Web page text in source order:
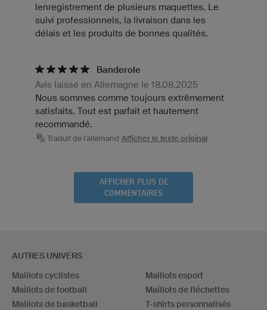
lenregistrement de plusieurs maquettes. Le
suivi professionnels, la livraison dans les
délais et les produits de bonnes qualités.
Banderole
Avis laissé en Allemagne le 18.08.2025
Nous sommes comme toujours extrêmement
satisfaits. Tout est parfait et hautement
recommandé.
Traduit de l'allemand Afficher le texte original
AFFICHER PLUS DE
COMMENTAIRES
AUTRES UNIVERS
Maillots cyclistes
Maillots de football
Maillots de basketball
Maillots esport
Maillots de fléchettes
T-shirts personnalisés